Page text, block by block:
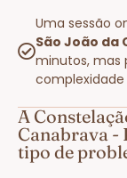
Uma sessão
São João da
minutos, mas
complexidade
A
Canabrava -
tipo de